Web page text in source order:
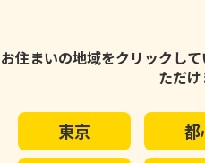
お住まいの地域をクリックし
ただけ
東京 都